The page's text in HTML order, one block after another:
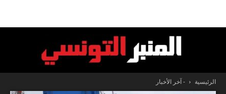
المنبر
الرئيسية - آخر الأخبار